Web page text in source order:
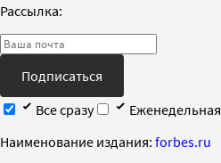
Рассылка:
Подписаться
Все сразу
Еженедельная
Наименование издания: forbes.ru